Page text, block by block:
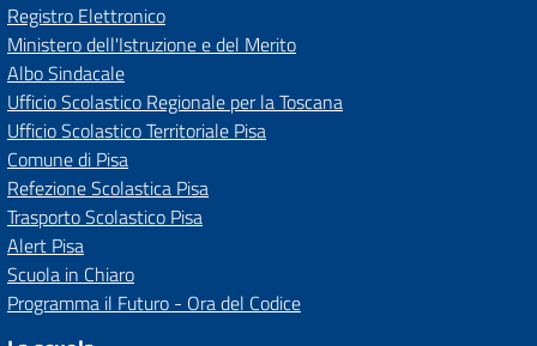
Registro Elettronico
Ministero dell'Istruzione e del Merito
Albo Sindacale
Ufficio Scolastico Regionale per la Toscana
Ufficio Scolastico Territoriale Pisa
Comune di Pisa
Refezione Scolastica Pisa
Trasporto Scolastico Pisa
Alert Pisa
Scuola in Chiaro
Programma il Futuro - Ora del Codice